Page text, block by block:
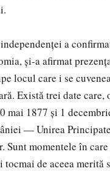
independenței a
și-a afirmat
locul care i se
Există trei date
mai 1877 și 1
— Unirea
Sunt momentele în
de aceea